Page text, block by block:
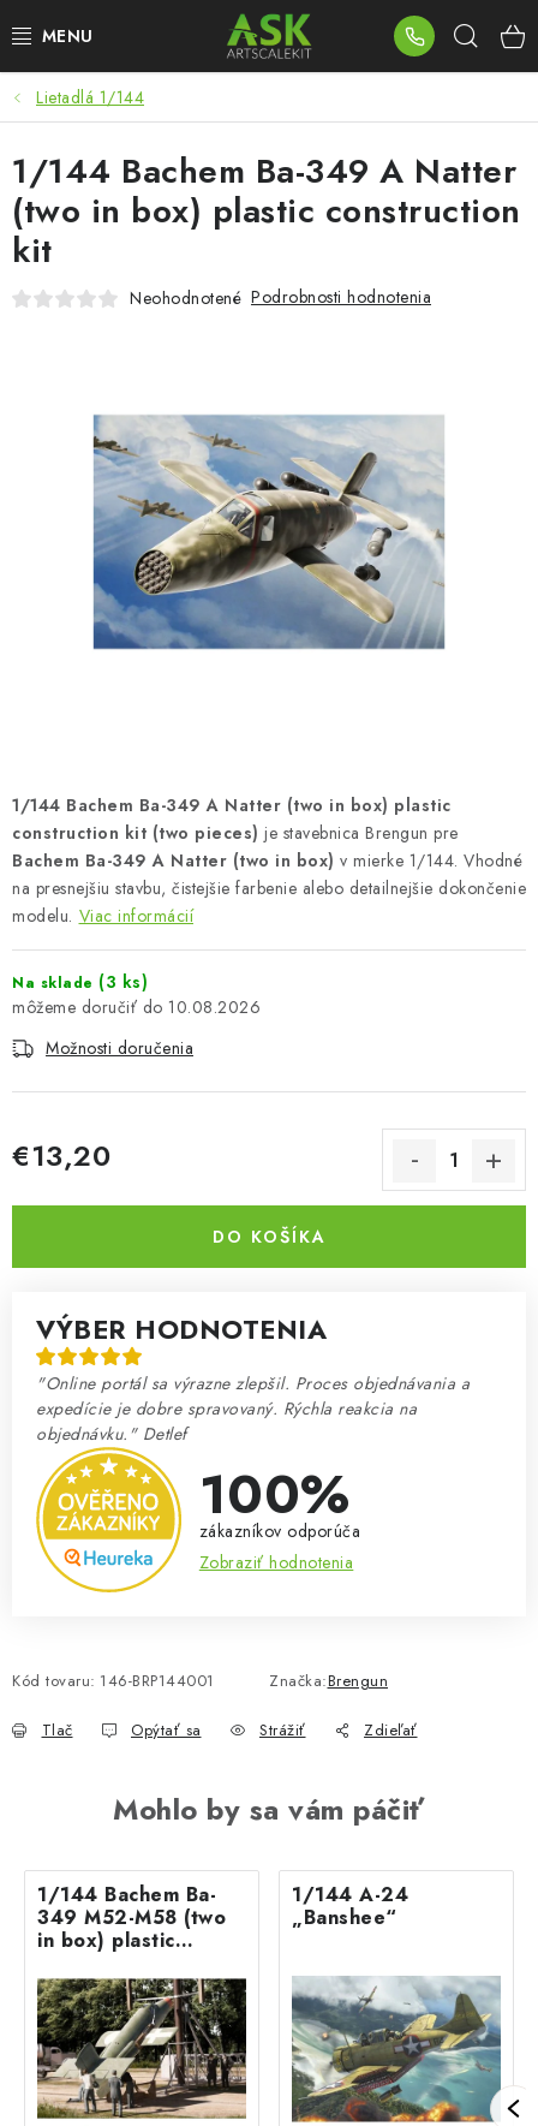
na
BLOG
SUMMER DAYS
WARHAMMER
ASK PRODUKTY
PLASTOVÉ MODELY
PRÍSLUŠENSTVO
FARBY & POMÔCKY
PUBLIKÁCIE
O Nás Moja objednávka Kontakty
Preprava a platba
Podmienky a pravidlá
Zásady ochrany osobných údajov
Prevodník modelárskych farieb
FAQ
Výstavy 2026
Lietadlá 1/144
1/144 Bachem Ba-349 A Natter (two in box) plastic
construction kit (two pieces) je stavebnica Brengun pre
Bachem Ba-349 A Natter (two in box) v mierke 1/144. Vhodné
na presnejšiu stavbu, čistejšie farbenie alebo detailnejšie dokončenie
modelu. Viac informácií
Na sklade (3 ks)
10.08.2026
Možnosti doručenia
€13,20
DO KOŠÍKA
VÝBER HODNOTENIA
"Online portál sa výrazne zlepšil. Proces objednávania a
expedície je dobre spravovaný. Rýchla reakcia na
objednávku." Detlef
100%
zákazníkov odporúča
Zobraziť hodnotenia
Kód tovaru: 146-BRP144001 Značka:Brengun
Tlač Opýtať sa Strážiť Zdieľať
1/144 Bachem Ba-349 A Natter
(two in box) plastic construction
kit
Neohodnotené Podrobnosti hodnotenia
Mohlo by sa vám páčiť
1/144 Bachem Ba-
349 M52-M58 (two
in box) plastic
1/144 A-24
„Banshee“